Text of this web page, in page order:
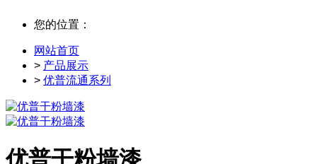
您的位置：
网站首页
> 产品展示
> 优普流通系列